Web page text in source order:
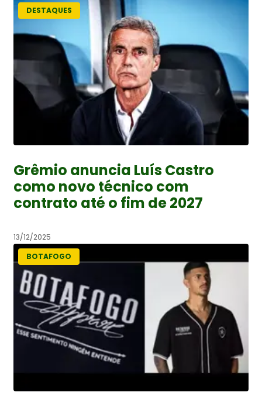
DESTAQUES
Grêmio anuncia Luís Castro
como novo técnico com
contrato até o fim de 2027
13/12/2025
BOTAFOGO